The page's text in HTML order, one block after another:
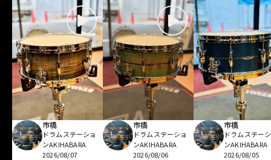
市橋
ドラムステーショ
ンAKIHABARA
2026/08/07
市橋
ドラムステーショ
ンAKIHABARA
2026/08/06
市橋
ドラムステー
ンAKIHABARA
2026/08/05